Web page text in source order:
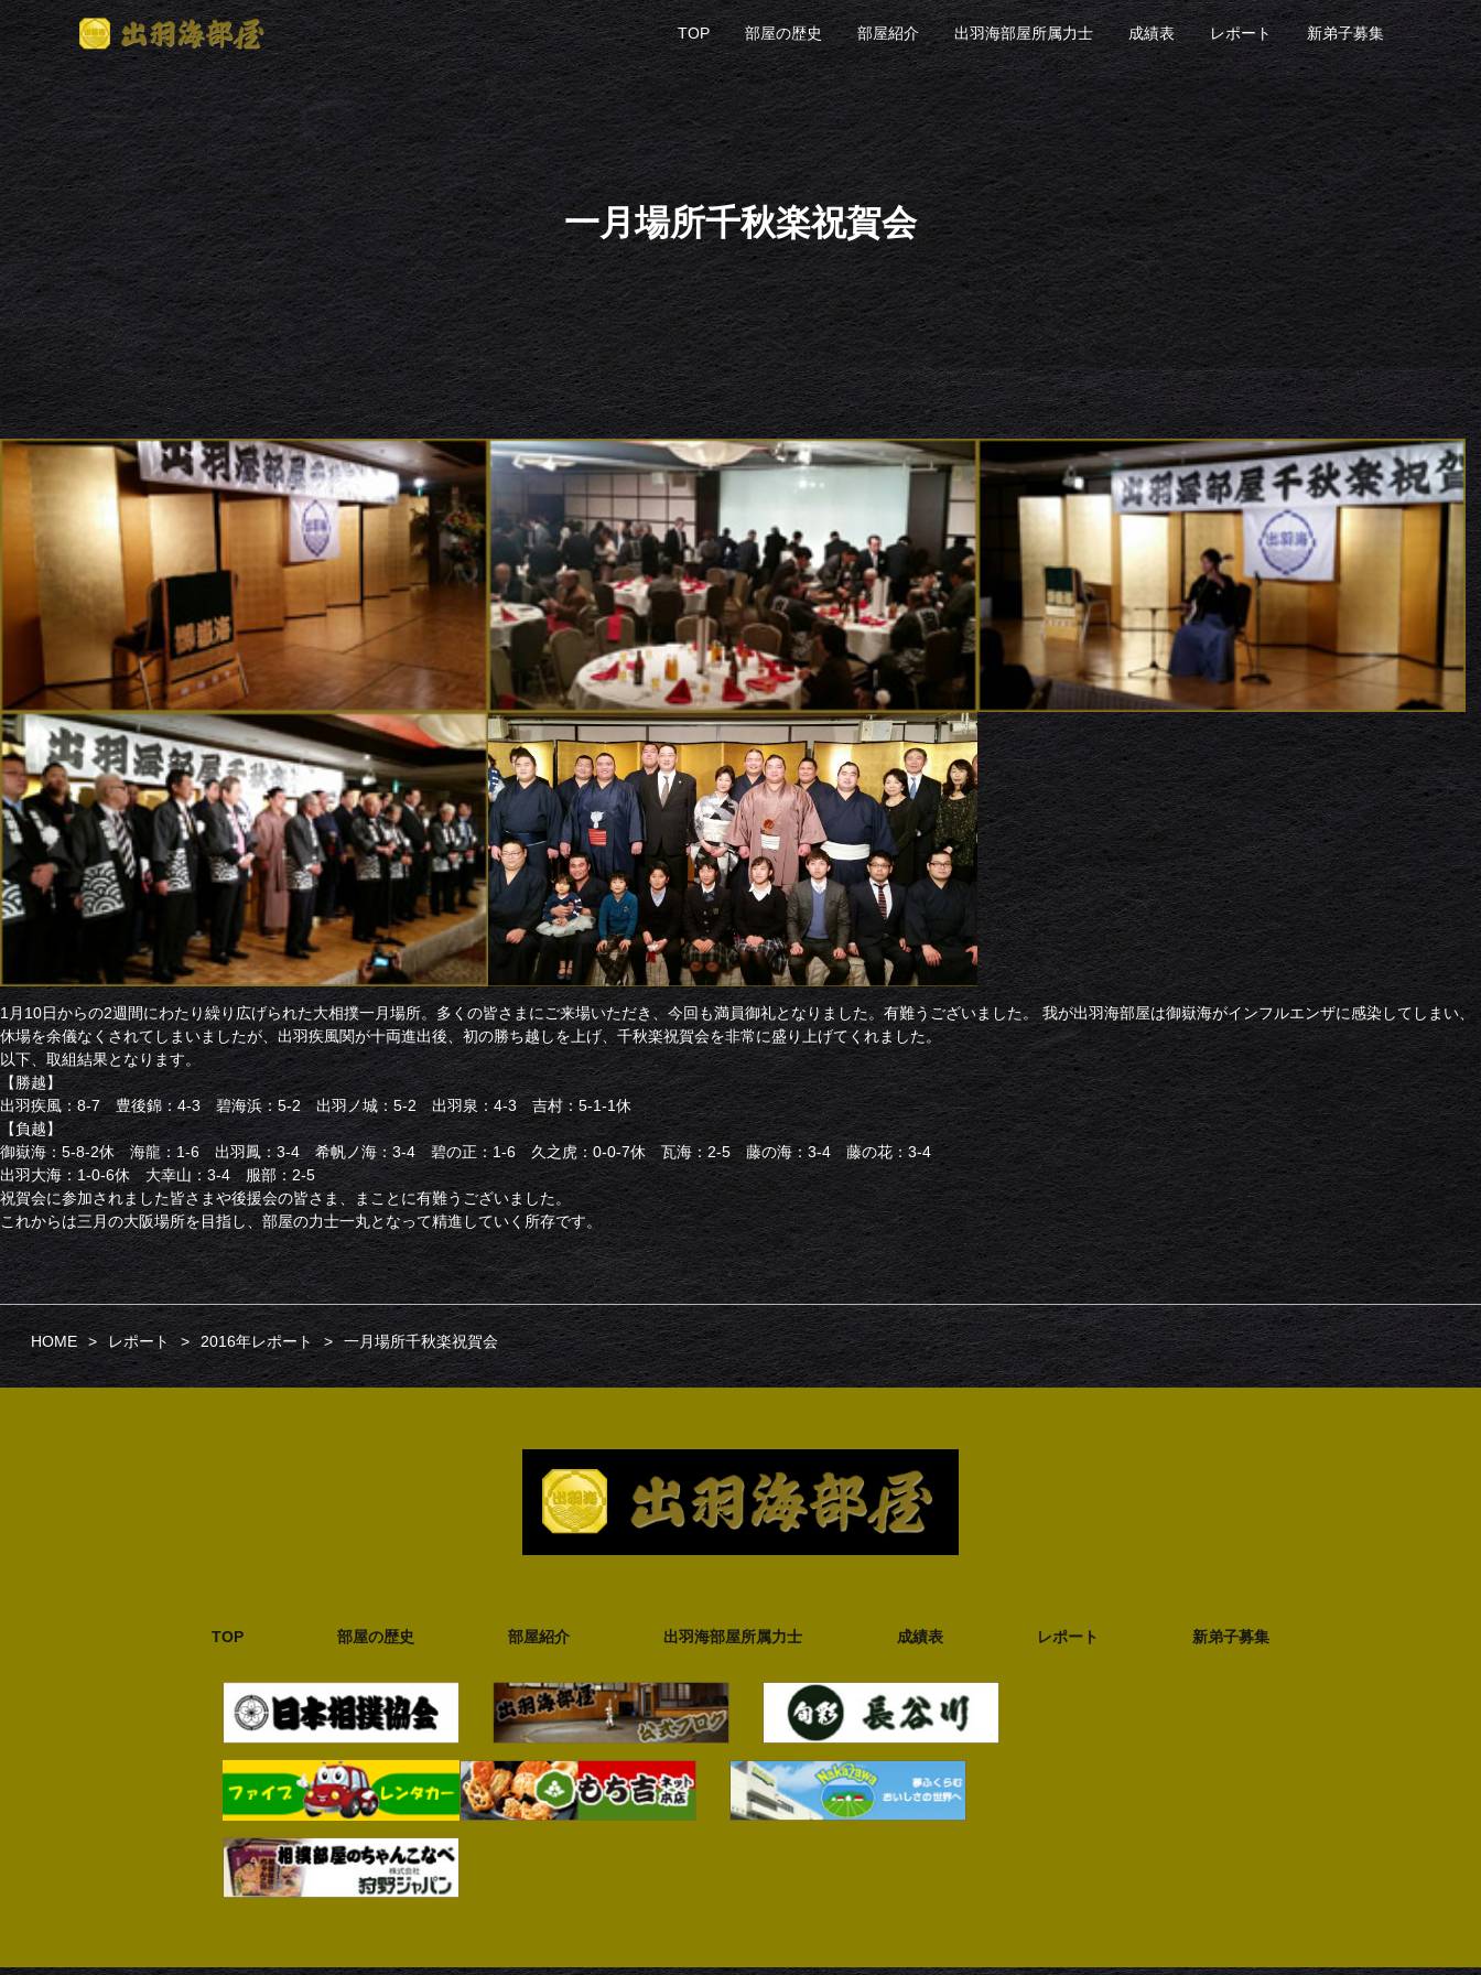
TOP 部屋の歴史 部屋紹介 出羽海部屋所属力士 成績表 レポート 新弟子募集
一月場所千秋楽祝賀会
1月10日からの2週間にわたり繰り広げられた大相撲一月場所。多くの皆さまにご来場いただき、今回も満員御礼となりました。有難うございました。 我が出羽海部屋は御嶽海がインフルエンザに感染してしまい、
休場を余儀なくされてしまいましたが、出羽疾風関が十両進出後、初の勝ち越しを上げ、千秋楽祝賀会を非常に盛り上げてくれました。
以下、取組結果となります。
【勝越】
出羽疾風：8-7 豊後錦：4-3 碧海浜：5-2 出羽ノ城：5-2 出羽泉：4-3 吉村：5-1-1休
【負越】
御嶽海：5-8-2休 海龍：1-6 出羽鳳：3-4 希帆ノ海：3-4 碧の正：1-6 久之虎：0-0-7休 瓦海：2-5 藤の海：3-4 藤の花：3-4
出羽大海：1-0-6休 大幸山：3-4 服部：2-5
祝賀会に参加されました皆さまや後援会の皆さま、まことに有難うございました。
これからは三月の大阪場所を目指し、部屋の力士一丸となって精進していく所存です。
HOME レポート 2016年レポート 一月場所千秋楽祝賀会
TOP 部屋の歴史 部屋紹介 出羽海部屋所属力士 成績表 レポート 新弟子募集